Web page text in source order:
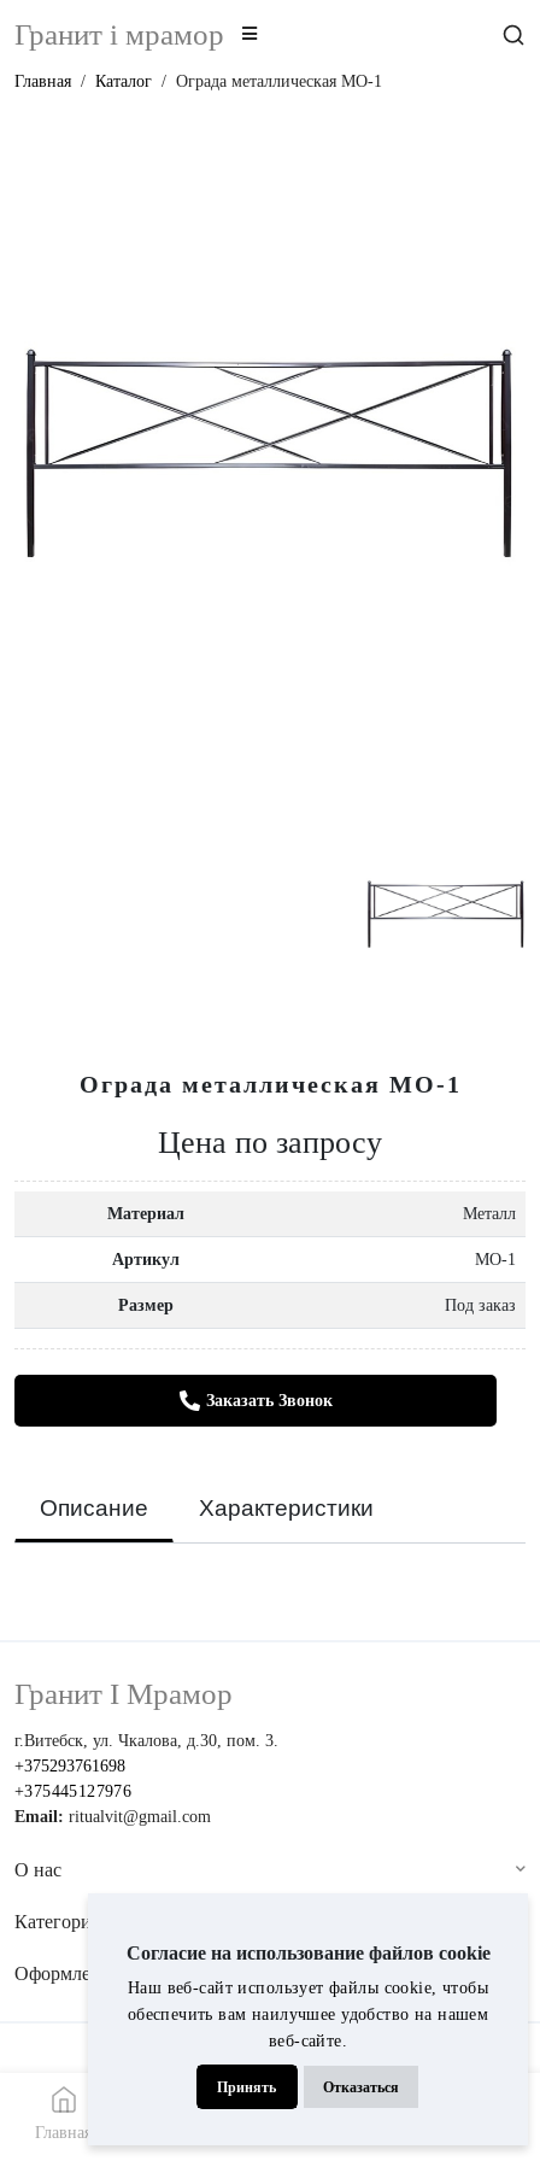
Гранит i мрамор
Главная
Главная Каталог Ограда металлическая МО-1
Ограда металлическая МО-1
Цена по запросу
Материал Металл
Артикул МО-1
Размер Под заказ
Заказать Звонок
Описание Характеристики
Гранит I Мрамор
г.Витебск, ул. Чкалова, д.30, пом. 3.
+375293761698
+375445127976
Email: ritualvit@gmail.com
О нас
Категории
Оформление
© 2024, Гранит i мрамор
Согласие на использование файлов cookie
Наш веб-сайт использует файлы cookie, чтобы
обеспечить вам наилучшее удобство на нашем
веб-сайте.
Принять Отказаться